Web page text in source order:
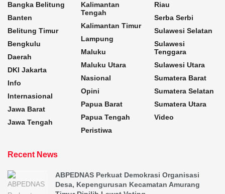
Bangka Belitung
Banten
Belitung Timur
Bengkulu
Daerah
DKI Jakarta
Info
Internasional
Jawa Barat
Jawa Tengah
Kalimantan
Tengah
Kalimantan Timur
Lampung
Maluku
Maluku Utara
Nasional
Opini
Papua Barat
Papua Tengah
Peristiwa
Riau
Serba Serbi
Sulawesi Selatan
Sulawesi
Tenggara
Sulawesi Utara
Sumatera Barat
Sumatera Selatan
Sumatera Utara
Video
Recent News
ABPEDNAS Perkuat Demokrasi Organisasi
Desa, Kepengurusan Kecamatan Amurang